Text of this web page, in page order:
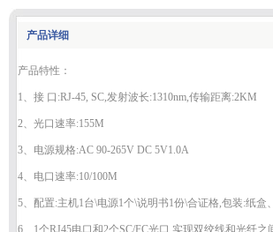
产品详细
产品特性：
1、接 口:RJ-45, SC,发射波长:1310nm,传输距离:2KM
2、光口速率:155M
3、电源规格:AC 90-265V DC 5V1.0A
4、电口速率:10/100M
5、配置:主机1台\电源1个\说明书1份\合证格,包装:纸盒
6、1个RJ45电口和2个SC/FC光口,实现双绞线和光纤之